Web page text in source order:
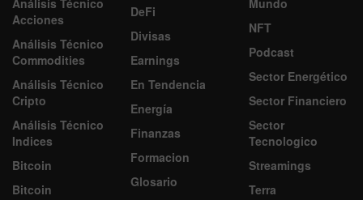
Acciones
Análisis Técnico
Commodities
Análisis Técnico
Cripto
Análisis Técnico
Indices
Bitcoin
Bitcoin
DeFi
Divisas
Earnings
En Tendencia
Energía
Finanzas
Formacion
Glosario
NFT
Podcast
Sector Energético
Sector Financiero
Sector
Tecnologico
Streamings
Terra